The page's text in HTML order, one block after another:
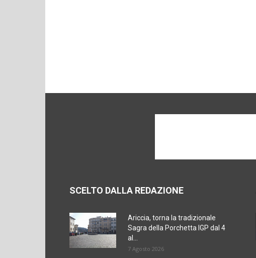
SCELTO DALLA REDAZIONE
Ariccia, torna la tradizionale
Sagra della Porchetta IGP dal 4
al...
7 Agosto 2026